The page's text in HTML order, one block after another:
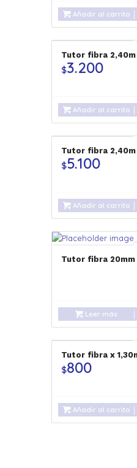
Añadir al carrito
Tutor fibra 2,40m
$3.200
Añadir al carrito
Tutor fibra 2,40m
$5.100
Añadir al carrito
Tutor fibra 20mm
Leer más
Tutor fibra x
$800
Añadir al carrito